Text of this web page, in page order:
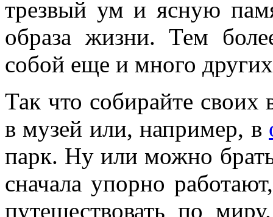
трезвый ум и ясную
образа жизни. Тем
собой еще и много
Так что собирайте своих
в музей или, например, в
парк. Ну или можно
сначала упорно
путешествовать по